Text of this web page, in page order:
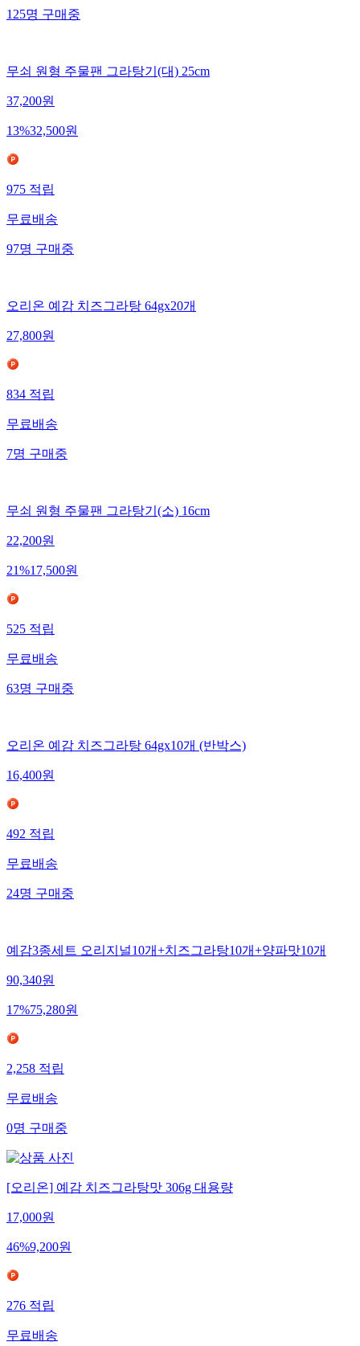
125명 구매중
무쇠 원형 주물팬 그라탕기(대) 25cm
37,200원
13%32,500원
975 적립
무료배송
97명 구매중
오리온 예감 치즈그라탕 64gx20개
27,800원
834 적립
무료배송
7명 구매중
무쇠 원형 주물팬 그라탕기(소) 16cm
22,200원
21%17,500원
525적립
무료배송
63명구매중
오리온 예감 치즈그라탕 64gx10개 (반박스)
16,400원
492적립
무료배송
24명구매중
예감3종세트 오리지널10개+치즈그라탕10개+양파맛10개
90,340원
17%75,280원
2,258적립
무료배송
0명구매중
[오리온] 예감 치즈그라탕맛 306g 대용량
17,000원
46%9,200원
276적립
무료배송